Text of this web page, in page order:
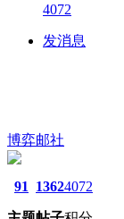
4072
发消息
博弈邮社
91 13624072